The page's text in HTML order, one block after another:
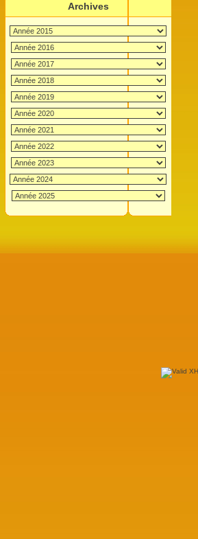
Archives